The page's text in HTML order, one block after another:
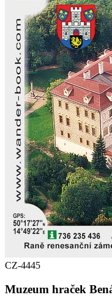
CZ-4445
Muzeum hraček